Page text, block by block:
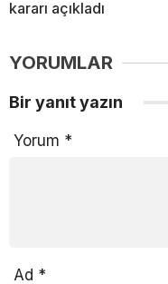
İlkay Çiçek görevden